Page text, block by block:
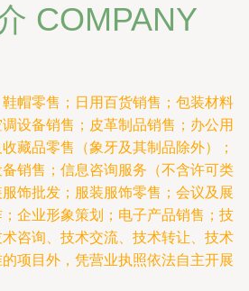
COMPANY
帽零售；日用百货销售；包装材料
设备销售；皮革制品销售；办公用
藏品零售（象牙及其制品除外）；
销售；信息咨询服务（不含许可类
饰批发；服装服饰零售；会议及展
企业形象策划；电子产品销售；技
咨询、技术交流、技术转让、技术
项目外，凭营业执照依法自主开展